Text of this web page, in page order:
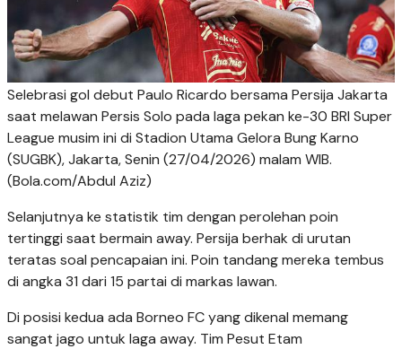
Selebrasi gol debut Paulo Ricardo bersama Persija Jakarta
saat melawan Persis Solo pada laga pekan ke-30 BRI Super
League musim ini di Stadion Utama Gelora Bung Karno
(SUGBK), Jakarta, Senin (27/04/2026) malam WIB.
(Bola.com/Abdul Aziz)
Selanjutnya ke statistik tim dengan perolehan poin
tertinggi saat bermain away. Persija berhak di urutan
teratas soal pencapaian ini. Poin tandang mereka tembus
di angka 31 dari 15 partai di markas lawan.
Di posisi kedua ada Borneo FC yang dikenal memang
sangat jago untuk laga away. Tim Pesut Etam